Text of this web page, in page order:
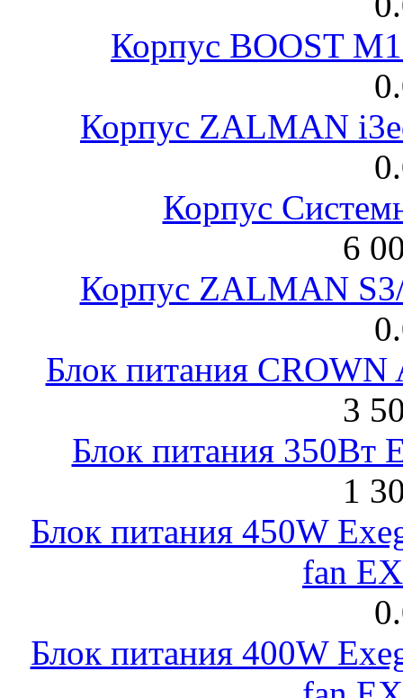
Корпус BOOST
Корпус ZALMAN
Корпус
6
Корпус ZALMAN
Блок питания
3
Блок питания 350Вт
1
Блок питания 450W
fan
Блок питания 400W